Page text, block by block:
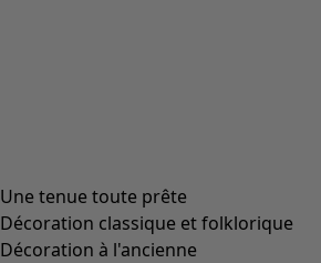
Une tenue toute prête
Décoration classique et folklorique
Décoration à l'ancienne